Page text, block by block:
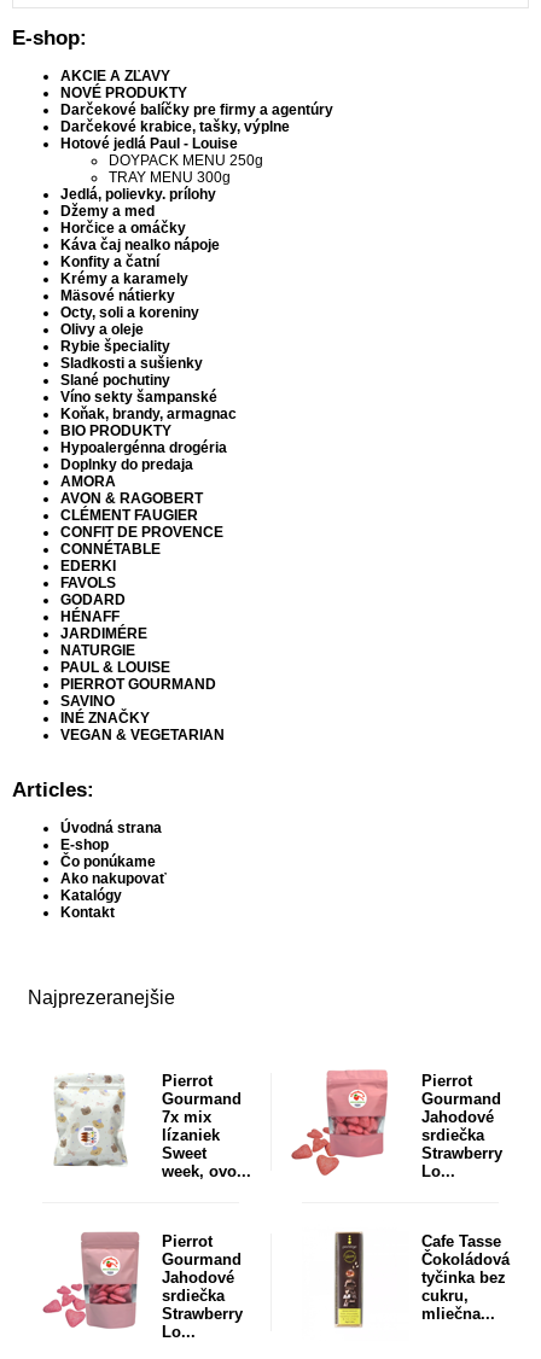
Najprezeranejšie
Pierrot
Gourmand
7x mix
lízaniek
Sweet
week, ovo...
Pierrot
Gourmand
Jahodové
srdiečka
Strawberry
Lo...
Pierrot
Gourmand
Jahodové
srdiečka
Strawberry
Lo...
Cafe Tasse
Čokoládová
tyčinka bez
cukru,
mliečna...
E-shop:
AKCIE A ZĽAVY
NOVÉ PRODUKTY
Darčekové balíčky pre firmy a agentúry
Darčekové krabice, tašky, výplne
Hotové jedlá Paul - Louise
DOYPACK MENU 250g
TRAY MENU 300g
Jedlá, polievky. prílohy
Džemy a med
Horčice a omáčky
Káva čaj nealko nápoje
Konfity a čatní
Krémy a karamely
Mäsové nátierky
Octy, soli a koreniny
Olivy a oleje
Rybie špeciality
Sladkosti a sušienky
Slané pochutiny
Víno sekty šampanské
Koňak, brandy, armagnac
BIO PRODUKTY
Hypoalergénna drogéria
Doplnky do predaja
AMORA
AVON & RAGOBERT
CLÉMENT FAUGIER
CONFIT DE PROVENCE
CONNÉTABLE
EDERKI
FAVOLS
GODARD
HÉNAFF
JARDIMÉRE
NATURGIE
PAUL & LOUISE
PIERROT GOURMAND
SAVINO
INÉ ZNAČKY
VEGAN & VEGETARIAN
Articles:
Úvodná strana
E-shop
Čo ponúkame
Ako nakupovať
Katalógy
Kontakt